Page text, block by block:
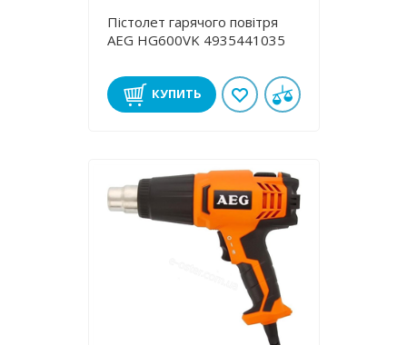
Пістолет гарячого повітря
AEG HG600VK 4935441035
КУПИТЬ